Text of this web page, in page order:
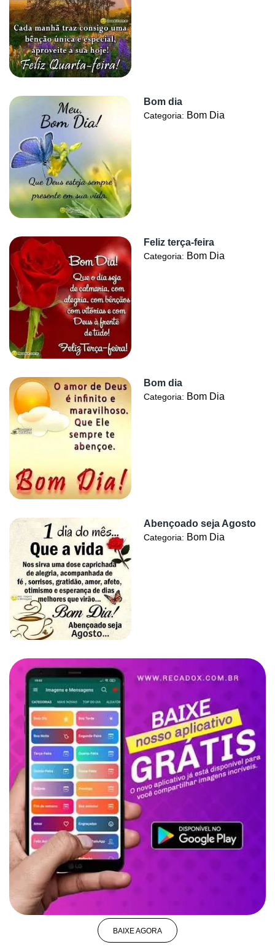
Bom dia
Categoria: Bom Dia
Feliz terça-feira
Categoria: Bom Dia
Bom dia
Categoria: Bom Dia
Abençoado seja Agosto
Categoria: Bom Dia
BAIXE AGORA